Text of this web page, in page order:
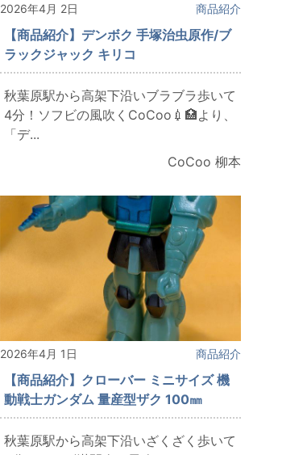
2026年4月 2日 商品紹介
【商品紹介】デンボク 手塚治虫原作/ブ
ラックジャック キリコ
秋葉原駅から高架下沿いブラブラ歩いて
4分！ソフビの風吹くCoCoo💉🏥より、
「デ...
CoCoo 柳本
2026年4月 1日 商品紹介
【商品紹介】クローバー ミニサイズ 機
動戦士ガンダム 量産型ザク 100㎜
秋葉原駅から高架下沿いざくざく歩いて